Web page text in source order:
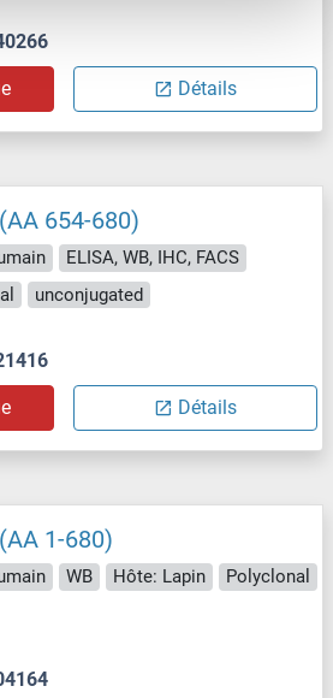
Détails
654-680)
ELISA, WB, IHC, FACS
unconjugated
Détails
1-680)
WB Hôte: Lapin
Polyclonal